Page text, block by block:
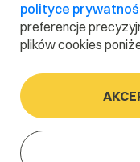
polityce
preferencje
plików cookies